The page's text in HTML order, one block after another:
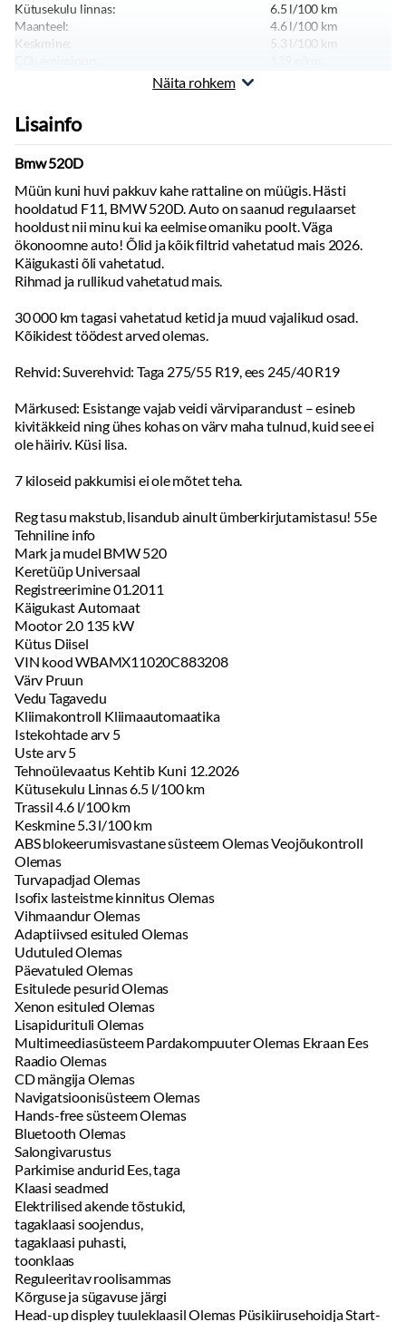
Kütusekulu linnas:
6.5 l/100 km
Maanteel:
4.6l/100 km
Keskmine:
5.3 l/100 km
Kere ja istekohad
Keretüüp:
Uksi:
5tk
Pikkus:
4907mm
Laius:
1860mm
Kõrgus:
1462mm
Sõiduki kategooria:
Sõiduki tüüp:
Tühimass: 1790kg
Täismass:
Haagis piduritega:
2000kg
Teljevahe:
2968mm
Sildade arv:
2
Näita rohkem
Lisainfo
Bmw 520D
Müün kuni huvi pakkuv kahe rattaline on müügis. Hästi
hooldatud F11, BMW 520D. Auto on saanud regulaarset
hooldust nii minu kui ka eelmise omaniku poolt. Väga
ökonoomne auto! Õlid ja kõik filtrid vahetatud mais 2026.
Käigukasti õli vahetatud.
Rihmad ja rullikud vahetatud mais.
30 000 km tagasi vahetatud ketid ja muud vajalikud osad.
Kõikidest töödest arved olemas.
Rehvid: Suverehvid: Taga 275/55 R19, ees 245/40 R19
Märkused: Esistange vajab veidi värviparandust – esineb
kivitäkkeid ning ühes kohas on värv maha tulnud, kuid see ei
ole häiriv. Küsi lisa.
7 kiloseid pakkumisi ei ole mõtet teha.
Reg tasu makstub, lisandub ainult ümberkirjutamistasu! 55e
Tehniline info
Mark ja mudel BMW 520
Keretüüp Universaal
Registreerimine 01.2011
Käigukast Automaat
Mootor 2.0 135 kW
Kütus Diisel
VIN kood WBAMX11020C883208
Värv Pruun
Vedu Tagavedu
Kliimakontroll Kliimaautomaatika
Istekohtade arv 5
Uste arv 5
Tehnoülevaatus Kehtib Kuni 12.2026
Kütusekulu Linnas 6.5 l/100 km
Trassil 4.6 l/100 km
Keskmine 5.3 l/100 km
ABS blokeerumisvastane süsteem Olemas Veojõukontroll
Olemas
Turvapadjad Olemas
Isofix lasteistme kinnitus Olemas
Vihmaandur Olemas
Adaptiivsed esituled Olemas
Udutuled Olemas
Päevatuled Olemas
Esitulede pesurid Olemas
Xenon esituled Olemas
Lisapidurituli Olemas
Multimeediasüsteem Pardakompuuter Olemas Ekraan Ees
Raadio Olemas
CD mängija Olemas
Navigatsioonisüsteem Olemas
Hands-free süsteem Olemas
Bluetooth Olemas
Salongivarustus
Parkimise andurid Ees, taga
Klaasi seadmed
Elektrilised akende tõstukid,
tagaklaasi soojendus,
tagaklaasi puhasti,
toonklaas
Reguleeritav roolisammas
Kõrguse ja sügavuse järgi
Head-up displey tuuleklaasil Olemas Püsikiirusehoidja Start-